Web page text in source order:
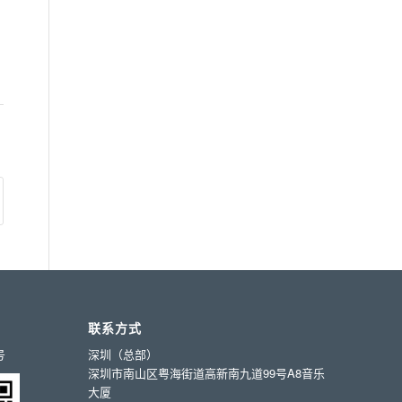
联系方式
深圳（总部）
深圳市南山区粤海街道高新南九道99号A8音乐
大厦